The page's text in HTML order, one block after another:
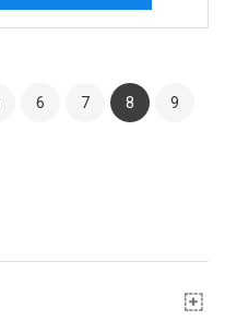
6 7 8 9